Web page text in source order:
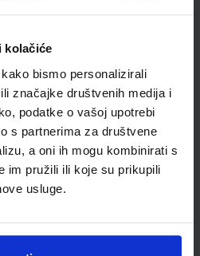
kolačiće
bismo personalizirali
značajke društvenih medija i
podatke o vašoj upotrebi
s partnerima za društvene
a oni ih mogu kombinirati s
im pružili ili koje su prikupili
usluge.
školske
dimenzije
tip 178